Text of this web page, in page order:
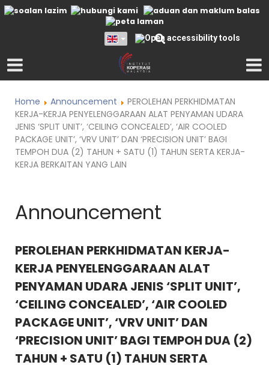
Home Announcement
PEROLEHAN PERKHIDMATAN
KERJA-KERJA PENYELENGGARAAN ALAT PENYAMAN UDARA
JENIS ‘SPLIT UNIT’, ‘CEILING CONCEALED’, ‘AIR COOLED
PACKAGE UNIT’, ‘VRV UNIT’ DAN ‘PRECISION UNIT’ BAGI
TEMPOH DUA (2) TAHUN + SATU (1) TAHUN SERTA KERJA-
KERJA BERKAITAN YANG LAIN
Announcement
PEROLEHAN PERKHIDMATAN KERJA-
KERJA PENYELENGGARAAN ALAT
PENYAMAN UDARA JENIS ‘SPLIT UNIT’,
‘CEILING CONCEALED’, ‘AIR COOLED
PACKAGE UNIT’, ‘VRV UNIT’ DAN
‘PRECISION UNIT’ BAGI TEMPOH DUA (2)
TAHUN + SATU (1) TAHUN SERTA